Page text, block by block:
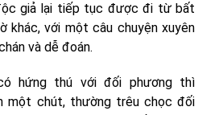
giả lại tiếp tục được đi từ bất
khác, với một câu chuyện xuyên
và dễ đoán.
hứng thú với đối phương thì
một chút, thường trêu chọc đối